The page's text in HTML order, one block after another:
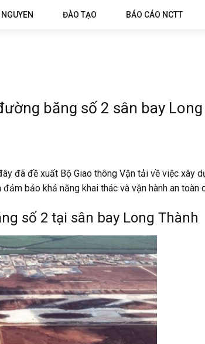
ĐÀO TẠO BÁO CÁO NCTT
băng số 2 sân bay
đã đề xuất Bộ Giao thông Vận tải về việc xây
bảo khả năng khai thác và vận hành an toàn
số 2 tại sân bay Long Thành